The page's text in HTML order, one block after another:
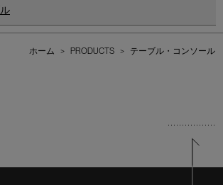
ホーム > PRODUCTS > テーブル・コンソール